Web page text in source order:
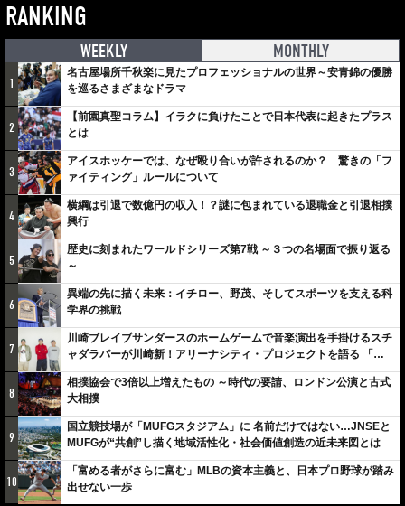
RANKING
WEEKLY MONTHLY
1
名古屋場所千秋楽に見たプロフェッショナルの世界～安青錦の優勝
を巡るさまざまなドラマ
2
【前園真聖コラム】イラクに負けたことで日本代表に起きたプラス
とは
3
アイスホッケーでは、なぜ殴り合いが許されるのか？ 驚きの「フ
ァイティング」ルールについて
4
横綱は引退で数億円の収入！？謎に包まれている退職金と引退相撲
興行
5
歴史に刻まれたワールドシリーズ第7戦 ～３つの名場面で振り返る
～
6
異端の先に描く未来：イチロー、野茂、そしてスポーツを支える科
学界の挑戦
7
川崎ブレイブサンダースのホームゲームで音楽演出を手掛けるスチ
ャダラパーが川崎新！アリーナシティ・プロジェクトを語る 「楽
しみでしかないでしょ。川崎は、ずっと成長曲線だから」
8
相撲協会で3倍以上増えたもの ～時代の要請、ロンドン公演と古式
大相撲
9
国立競技場が「MUFGスタジアム」に 名前だけではない…JNSEと
MUFGが“共創”し描く地域活性化・社会価値創造の近未来図とは
10
「富める者がさらに富む」MLBの資本主義と、日本プロ野球が踏み
出せない一歩